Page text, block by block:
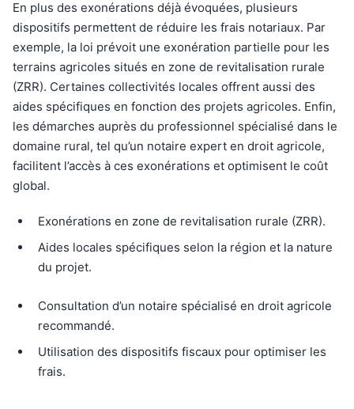
En plus des exonérations déjà évoquées, plusieurs
dispositifs permettent de réduire les frais notariaux. Par
exemple, la loi prévoit une exonération partielle pour les
terrains agricoles situés en zone de revitalisation rurale
(ZRR). Certaines collectivités locales offrent aussi des
aides spécifiques en fonction des projets agricoles. Enfin,
les démarches auprès du professionnel spécialisé dans le
domaine rural, tel qu’un notaire expert en droit agricole,
facilitent l’accès à ces exonérations et optimisent le coût
global.
Exonérations en zone de revitalisation rurale (ZRR).
Aides locales spécifiques selon la région et la nature
du projet.
Consultation d’un notaire spécialisé en droit agricole
recommandé.
Utilisation des dispositifs fiscaux pour optimiser les
frais.